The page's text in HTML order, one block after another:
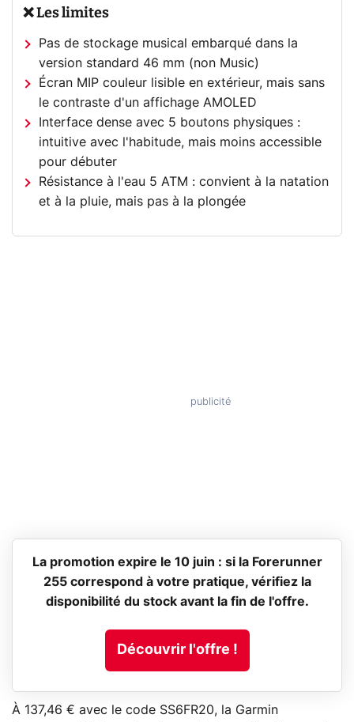
❌ Les limites
Pas de stockage musical embarqué dans la
version standard 46 mm (non Music)
Écran MIP couleur lisible en extérieur, mais sans
le contraste d'un affichage AMOLED
Interface dense avec 5 boutons physiques :
intuitive avec l'habitude, mais moins accessible
pour débuter
Résistance à l'eau 5 ATM : convient à la natation
et à la pluie, mais pas à la plongée
La promotion expire le 10 juin : si la Forerunner
255 correspond à votre pratique, vérifiez la
disponibilité du stock avant la fin de l'offre.
Découvrir l'offre !
À 137,46 € avec le code SS6FR20, la Garmin